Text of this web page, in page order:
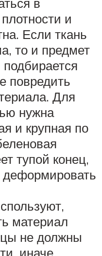
и
Если ткань
то и предмет
повредить
Для
нужна
и крупная по
тупой конец,
деформировать
материал
не должны
иначе